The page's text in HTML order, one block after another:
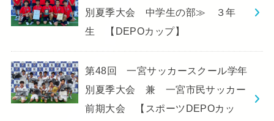
別夏季大会 中学生の部≫ ３年
生 【DEPOカップ】
第48回 一宮サッカースクール学年
別夏季大会 兼 一宮市民サッカー
前期大会 【スポーツDEPOカッ